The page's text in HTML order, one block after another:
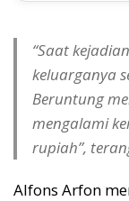
“Saat
keluarganya
Beruntung
mengalami
rupiah”,
Alfons Arfon